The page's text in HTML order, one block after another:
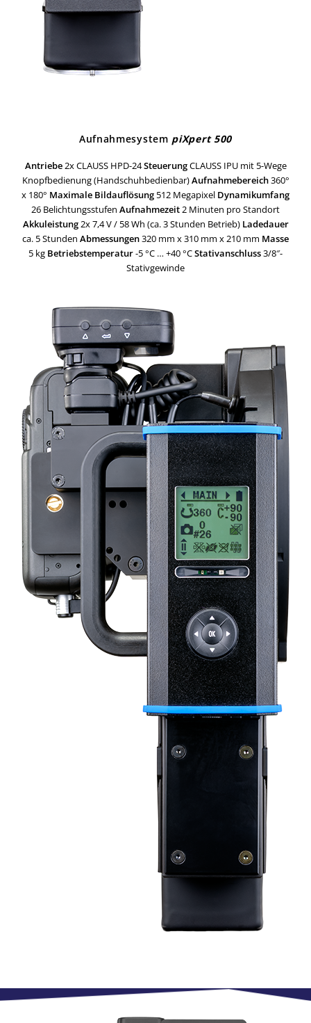
Aufnahmesystem piXpert 500
Antriebe2x CLAUSS HPD-24SteuerungCLAUSS IPU mit 5-Wege
Knopfbedienung (Handschuhbedienbar)Aufnahmebereich360°
x 180° Maximale Bildauflösung 512 Megapixel Dynamikumfang
26 Belichtungsstufen Aufnahmezeit2 Minuten pro Standort
Akkuleistung2x 7,4 V / 58 Wh (ca. 3 Stunden Betrieb) Ladedauer
ca. 5 Stunden Abmessungen320 mm x 310 mm x 210 mm Masse
5 kg Betriebstemperatur-5 °C … +40 °CStativanschluss3/8″-
Stativgewinde